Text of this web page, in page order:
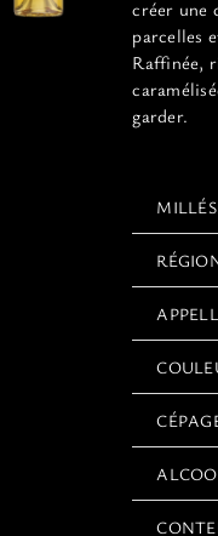
créer une
parcelles
Raffinée,
garder.